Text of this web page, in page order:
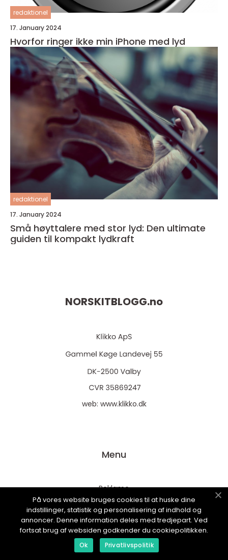
redaktionel
17. January 2024
Hvorfor ringer ikke min iPhone med lyd
redaktionel
17. January 2024
Små høyttalere med stor lyd: Den ultimate
guiden til kompakt lydkraft
NORSKITBLOGG.no
web: www.klikko.dk
Menu
Reklame
Om oss
Cookies
Kontakt Oss
Sitemap
På vores website bruges cookies til at huske dine
indstillinger, statistik og personalisering af indhold og
annoncer. Denne information deles med tredjepart. Ved
fortsat brug af websiden godkender du cookiepolitikken.
Ok Privatlivspolitik